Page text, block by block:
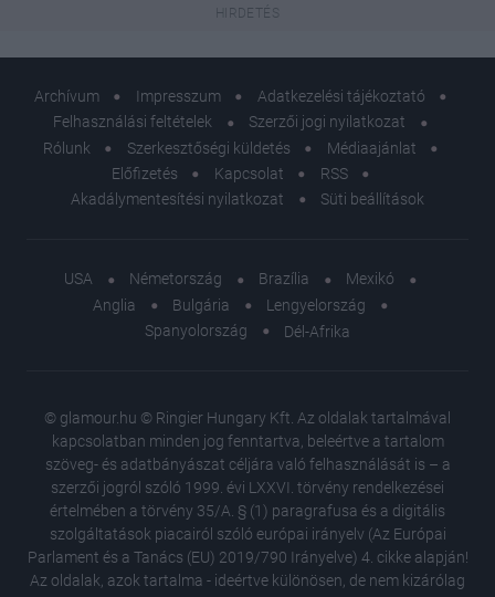
Archívum Impresszum
Adatkezelési tájékoztató
Felhasználási feltételek
Szerzői jogi nyilatkozat
Rólunk
Szerkesztőségi küldetés
Médiaajánlat
Előfizetés
Kapcsolat
RSS
Akadálymentesítési nyilatkozat
Süti beállítások
USA Németország Brazília
Mexikó
Anglia
Bulgária
Lengyelország
Spanyolország
Dél-Afrika
© glamour.hu © Ringier Hungary Kft. Az oldalak tartalmával
kapcsolatban minden jog fenntartva, beleértve a tartalom
szöveg- és adatbányászat céljára való felhasználását is – a
szerzői jogról szóló 1999. évi LXXVI. törvény rendelkezései
értelmében a törvény 35/A. § (1) paragrafusa és a digitális
szolgáltatások piacairól szóló európai irányelv (Az Európai
Parlament és a Tanács (EU) 2019/790 Irányelve) 4. cikke alapján!
Az oldalak, azok tartalma - ideértve különösen, de nem kizárólag